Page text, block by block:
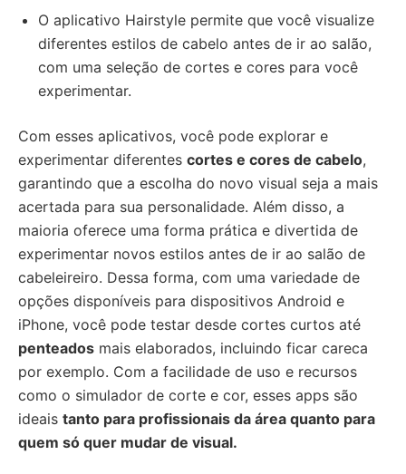
O aplicativo Hairstyle permite que você visualize
diferentes estilos de cabelo antes de ir ao salão,
com uma seleção de cortes e cores para você
experimentar.
Com esses aplicativos, você pode explorar e
experimentar diferentes cortes e cores de cabelo,
garantindo que a escolha do novo visual seja a mais
acertada para sua personalidade. Além disso, a
maioria oferece uma forma prática e divertida de
experimentar novos estilos antes de ir ao salão de
cabeleireiro. Dessa forma, com uma variedade de
opções disponíveis para dispositivos Android e
iPhone, você pode testar desde cortes curtos até
penteados mais elaborados, incluindo ficar careca
por exemplo. Com a facilidade de uso e recursos
como o simulador de corte e cor, esses apps são
ideais tanto para profissionais da área quanto para
quem só quer mudar de visual.